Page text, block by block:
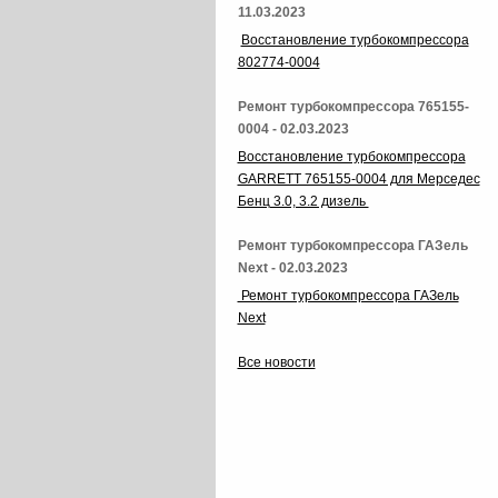
11.03.2023
Восстановление турбокомпрессора
802774-0004
Ремонт турбокомпрессора 765155-
0004 - 02.03.2023
Восстановление турбокомпрессора
GARRETT 765155-0004 для Мерседес
Бенц 3.0, 3.2 дизель
Ремонт турбокомпрессора ГАЗель
Next - 02.03.2023
Ремонт турбокомпрессора ГАЗель
Next
Все новости